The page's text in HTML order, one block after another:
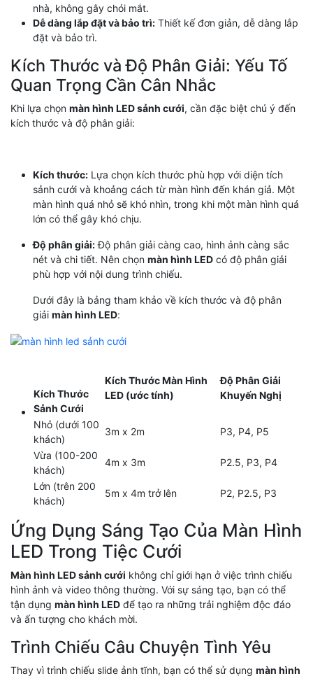
nhà, không gây chói mắt.
Dễ dàng lắp đặt và bảo trì: Thiết kế đơn giản, dễ dàng lắp
đặt và bảo trì.
Kích Thước và Độ Phân Giải: Yếu Tố
Quan Trọng Cần Cân Nhắc
Khi lựa chọn màn hình LED sảnh cưới, cần đặc biệt chú ý đến
kích thước và độ phân giải:
Kích thước: Lựa chọn kích thước phù hợp với diện tích
sảnh cưới và khoảng cách từ màn hình đến khán giả. Một
màn hình quá nhỏ sẽ khó nhìn, trong khi một màn hình quá
lớn có thể gây khó chịu.
Độ phân giải:Độ phân giải càng cao, hình ảnh càng sắc
nét và chi tiết. Nên chọn màn hình LED có độ phân giải
phù hợp với nội dung trình chiếu.
Dưới đây là bảng tham khảo về kích thước và độ phân
giải màn hình LED:
Kích Thước
Sảnh Cưới
Kích Thước Màn Hình
LED (ước tính)
Độ Phân Giải
Khuyến Nghị
Nhỏ (dưới 100
khách)
3m x 2m
P3, P4, P5
Vừa (100-200
khách)
4m x 3m
P2.5, P3, P4
Lớn (trên 200
khách)
5m x 4m trở lên P2, P2.5, P3
Ứng Dụng Sáng Tạo Của Màn Hình
LED Trong Tiệc Cưới
Màn hình LED sảnh cưới không chỉ giới hạn ở việc trình chiếu
hình ảnh và video thông thường. Với sự sáng tạo, bạn có thể
tận dụng màn hình LED để tạo ra những trải nghiệm độc đáo
và ấn tượng cho khách mời.
Trình Chiếu Câu Chuyện Tình Yêu
Thay vì trình chiếu slide ảnh tĩnh, bạn có thể sử dụng màn hình